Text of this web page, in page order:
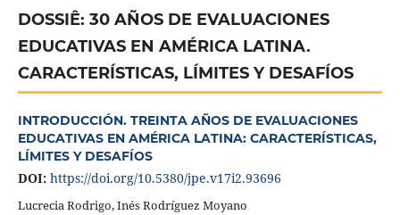
DOSSIÊ: 30 AÑOS DE EVALUACIONES
EDUCATIVAS EN AMÉRICA LATINA.
CARACTERÍSTICAS, LÍMITES Y DESAFÍOS
INTRODUCCIÓN. TREINTA AÑOS DE EVALUACIONES
EDUCATIVAS EN AMÉRICA LATINA: CARACTERÍSTICAS,
LÍMITES Y DESAFÍOS
DOI: https://doi.org/10.5380/jpe.v17i2.93696
Lucrecia Rodrigo, Inés Rodríguez Moyano